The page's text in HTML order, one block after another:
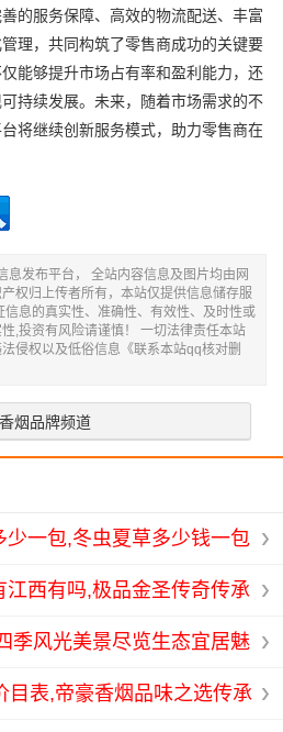
的服务保障、高效的物流配送、丰富
理，共同构筑了零售商成功的关键要
能够提升市场占有率和盈利能力，还
持续发展。未来，随着市场需求的不
将继续创新服务模式，助力零售商在
息发布平台， 全站内容信息及图片均由网
权归上传者所有，本站仅提供信息储存服
息的真实性、准确性、有效性、及时性或
,投资有风险请谨慎！ 一切法律责任本站
侵权以及低俗信息《联系本站qq核对删
烟品牌频道
少一包,冬虫夏草多少钱一包
江西有吗,极品金圣传奇传承
季风光美景尽览生态宜居魅
目表,帝豪香烟品味之选传承